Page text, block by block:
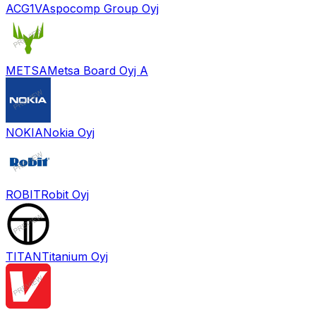
ACG1VAspocomp Group Oyj
METSAMetsa Board Oyj A
NOKIANokia Oyj
ROBITRobit Oyj
TITANTitanium Oyj